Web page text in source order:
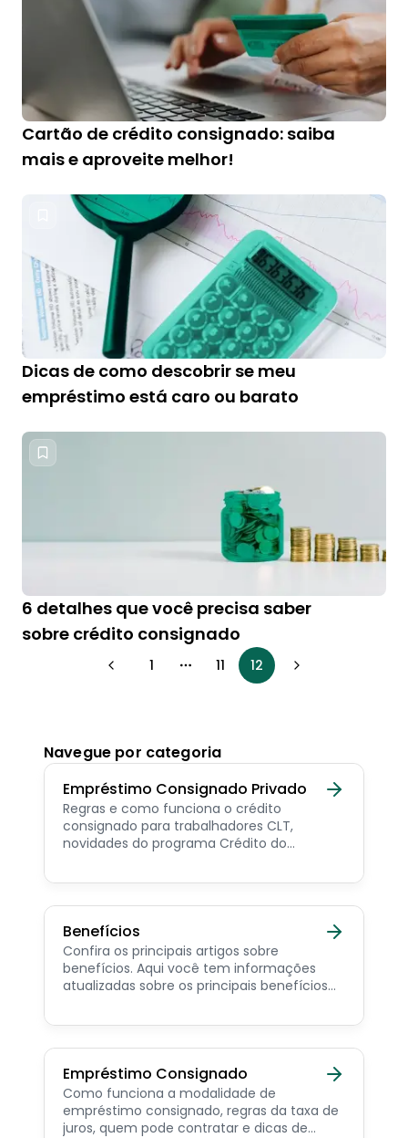
Cartão de crédito consignado: saiba
mais e aproveite melhor!
Dicas de como descobrir se meu
empréstimo está caro ou barato
6 detalhes que você precisa saber
sobre crédito consignado
1 More pages
11 12
Navegue por categoria
Empréstimo Consignado Privado
Regras e como funciona o crédito
consignado para trabalhadores CLT,
novidades do programa Crédito do
consignado privado.
Benefícios
Confira os principais artigos sobre
benefícios. Aqui você tem informações
atualizadas sobre os principais benefícios
pensionista e beneficiários de programas
Empréstimo Consignado
Como funciona a modalidade de
empréstimo consignado, regras da taxa de
juros, quem pode contratar e dicas de